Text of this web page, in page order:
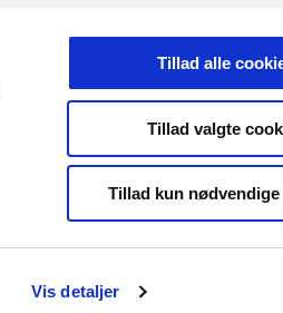
Vis detaljer
Tillad alle
Tillad valgte
Tillad kun